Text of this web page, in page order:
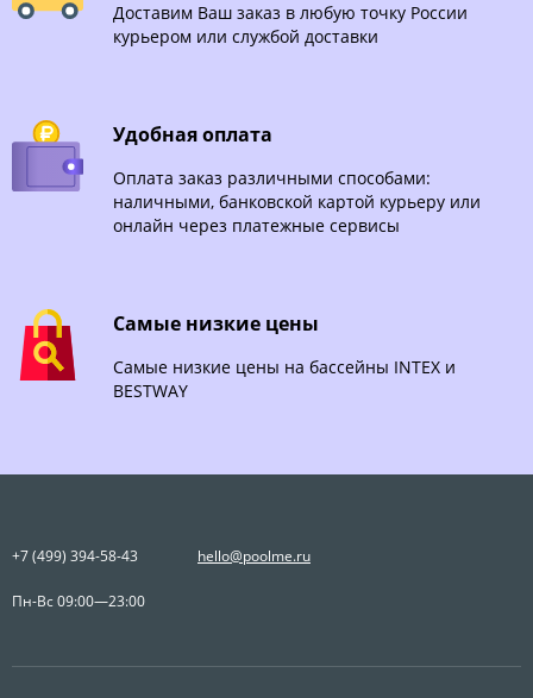
Доставим Ваш заказ в любую точку России
курьером или службой доставки
Удобная оплата
Оплата заказ различными способами:
наличными, банковской картой курьеру или
онлайн через платежные сервисы
Самые низкие цены
Самые низкие цены на бассейны INTEX и
BESTWAY
+7 (499) 394-58-43 hello@poolme.ru
Пн-Вс 09:00—23:00